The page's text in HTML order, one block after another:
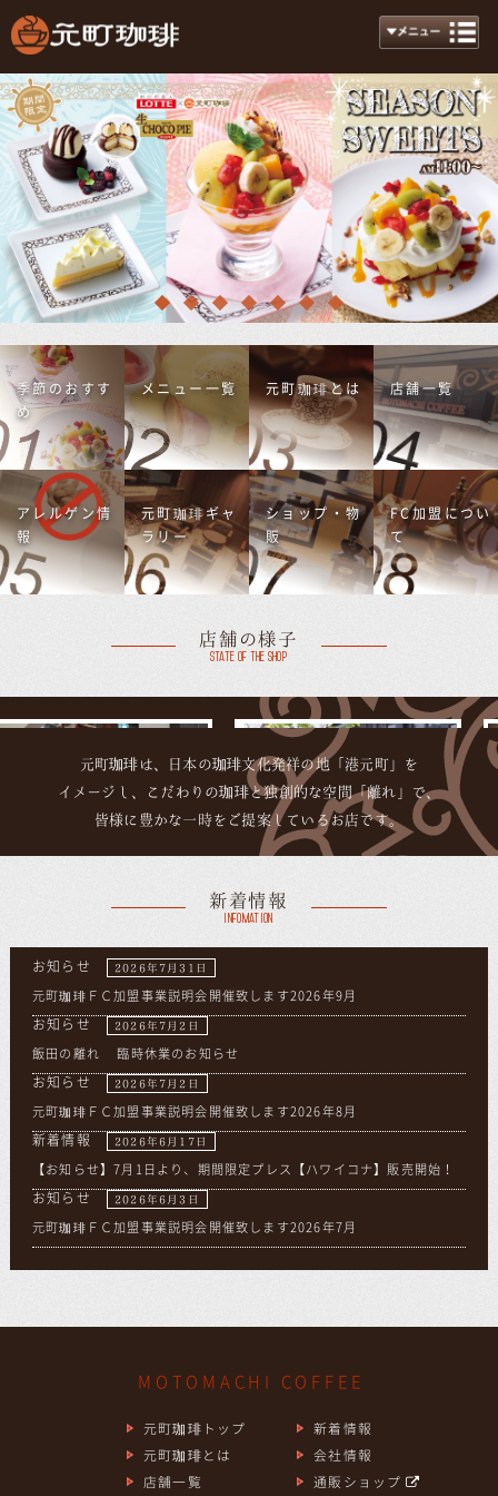
季節のおすす
め
メニュー一覧 元町珈琲とは 店舗一覧
アレルゲン情
報
元町珈琲ギャ
ラリー
ショップ・物
販
FC加盟につい
て
店舗の様子
State of the shop
元町珈琲は、日本の珈琲文化発祥の地「港元町」を
イメージし、こだわりの珈琲と独創的な空間「離れ」で、
皆様に豊かな一時をご提案しているお店です。
新着情報
Infomation
お知らせ 2026年7月31日
元町珈琲ＦＣ加盟事業説明会開催致します2026年9月
お知らせ 2026年7月2日
飯田の離れ 臨時休業のお知らせ
お知らせ 2026年7月2日
元町珈琲ＦＣ加盟事業説明会開催致します2026年8月
新着情報 2026年6月17日
【お知らせ】7月1日より、期間限定プレス【ハワイコナ】販売開始！
お知らせ 2026年6月3日
元町珈琲ＦＣ加盟事業説明会開催致します2026年7月
MOTOMACHI COFFEE
元町珈琲トップ
元町珈琲とは
店舗一覧
新着情報
会社情報
通販ショップ